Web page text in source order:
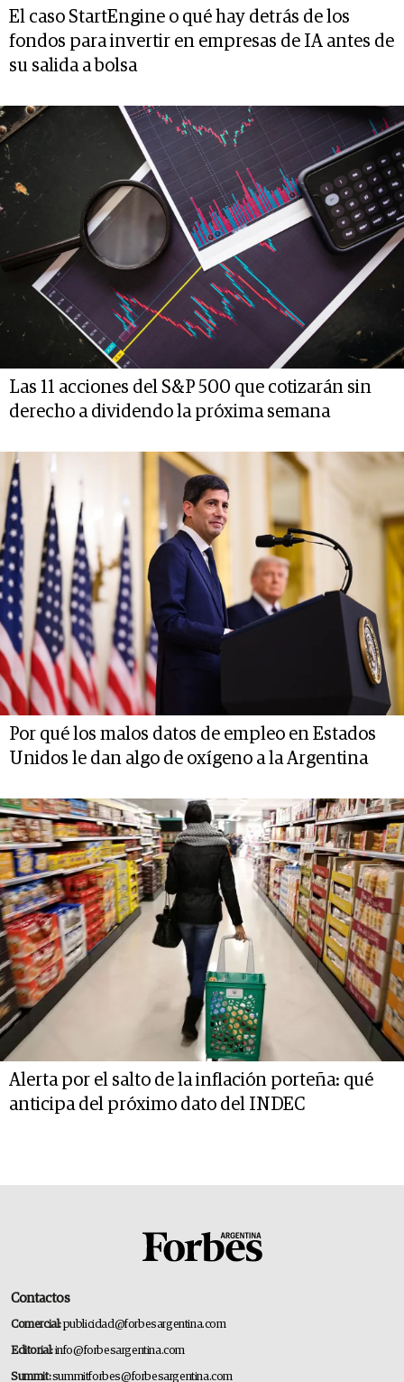
El caso StartEngine o qué hay detrás de los
fondos para invertir en empresas de IA antes de
su salida a bolsa
Las 11 acciones del S&P 500 que cotizarán sin
derecho a dividendo la próxima semana
Por qué los malos datos de empleo en Estados
Unidos le dan algo de oxígeno a la Argentina
Alerta por el salto de la inflación porteña: qué
anticipa del próximo dato del INDEC
Contactos
Comercial:publicidad@forbesargentina.com
Editorial:info@forbesargentina.com
Summit:summitforbes@forbesargentina.com